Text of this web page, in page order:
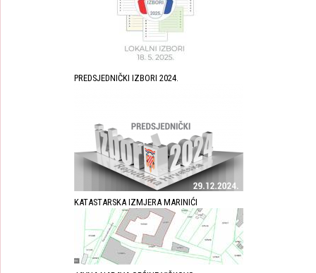
PREDSJEDNIČKI IZBORI 2024.
KATASTARSKA IZMJERA MARINIĆI